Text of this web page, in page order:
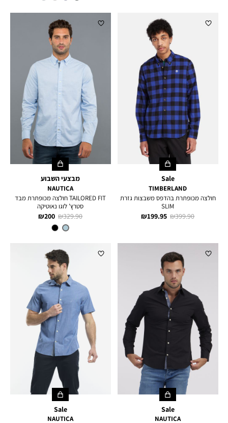
Sale
TIMBERLAND
חולצה מכופתרת בהדפס משבצות גזרת
SLIM
מחיר
199.95 ₪
מחיר
399.90 ₪
מבצעי השבוע
NAUTICA
TAILORED FIT חולצה מכופתרת מבד
סטרץ’ לוגו נאוטיקה
מחיר
מוצר
200 ₪
מחיר
329.90 ₪
צבע
LIGHT
FRENCH
Sale
NAUTICA
Sale
NAUTICA